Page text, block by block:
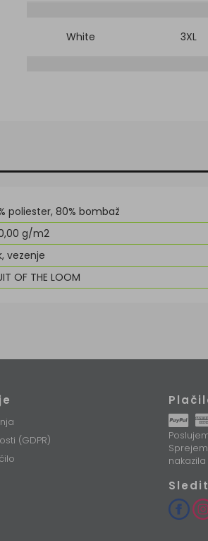
White 3XL
poliester, 80% bombaž
g/m2
vezenje
OF THE LOOM
(GDPR)
nakazila